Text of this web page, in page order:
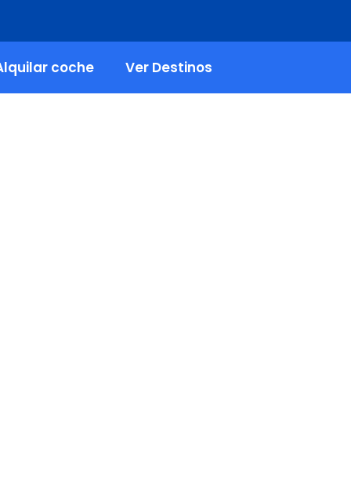
coche Ver Destinos